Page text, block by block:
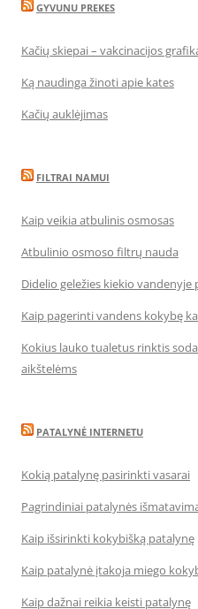
GYVUNU PREKES
Kačių skiepai – vakcinacijos
Ką naudinga žinoti apie kates
Kačių auklėjimas
FILTRAI NAMUI
Kaip veikia atbulinis osmosas
Atbulinio osmoso filtrų nauda
Didelio geležies kiekio vandenyje
Kaip pagerinti vandens kokybę
Kokius lauko tualetus rinktis
aikštelėms
PATALYNĖ INTERNETU
Kokią patalynę pasirinkti vasarai
Pagrindiniai patalynės
Kaip išsirinkti kokybišką patalynę
Kaip patalynė įtakoja miego
Kaip dažnai reikia keisti patalynę